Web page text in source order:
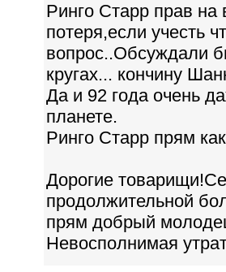
Ринго Старр прав на
потеря,если учесть
вопрос..Обсуждали
кругах... кончину
Да и 92 года очень
планете.
Ринго Старр прям
Дорогие
продолжительной
прям добрый
Невосполнимая